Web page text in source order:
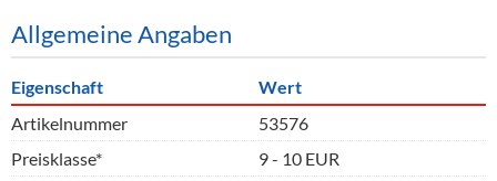
Allgemeine Angaben
Eigenschaft
Wert
Artikelnummer
53576
Preisklasse*
9 - 10 EUR